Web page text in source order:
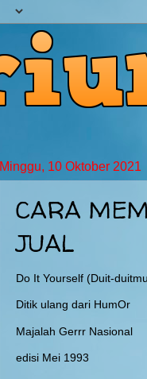
Minggu, 10 Oktober 2021
CARA
JUAL
Do It Yourself (Duit-
Ditik ulang dari HumOr
Majalah Gerrr Nasional
edisi Mei 1993